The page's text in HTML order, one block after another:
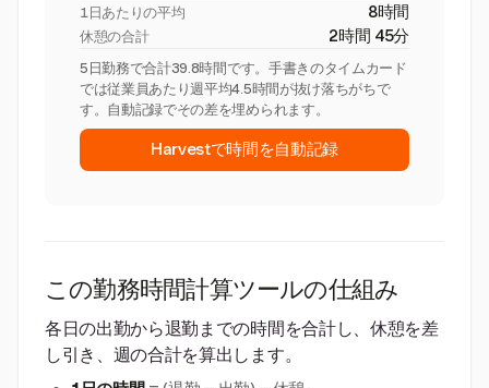
1日あたりの平均 8時間
休憩の合計 2時間 45分
5日勤務で合計39.8時間です。手書きのタイムカード
では従業員あたり週平均4.5時間が抜け落ちがちで
す。自動記録でその差を埋められます。
Harvestで時間を自動記録
この勤務時間計算ツールの仕組み
各日の出勤から退勤までの時間を合計し、休憩を差
し引き、週の合計を算出します。